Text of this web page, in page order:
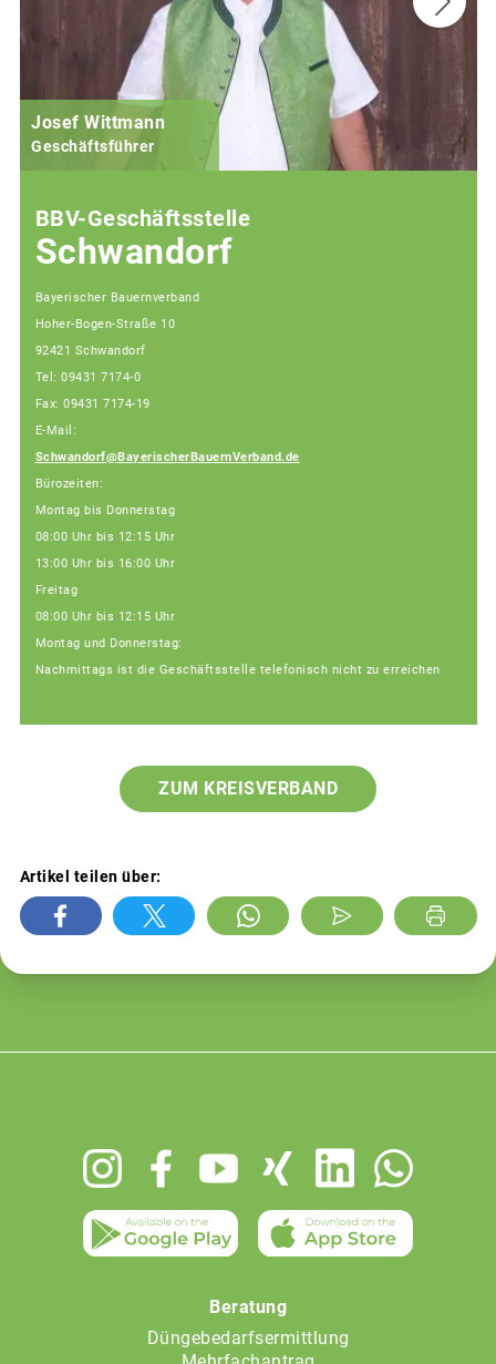
Josef Wittmann
Geschäftsführer
BBV-Geschäftsstelle
Schwandorf
Bayerischer Bauernverband
Hoher-Bogen-Straße 10
92421 Schwandorf
Tel: 09431 7174-0
Fax: 09431 7174-19
E-Mail:
Schwandorf@BayerischerBauernVerband.de
Bürozeiten:
Montag bis Donnerstag
08:00 Uhr bis 12:15 Uhr
13:00 Uhr bis 16:00 Uhr
Freitag
08:00 Uhr bis 12:15 Uhr
Montag und Donnerstag:
Nachmittags ist die Geschäftsstelle telefonisch nicht zu erreichen
ZUM KREISVERBAND
Artikel teilen über:
Beratung
Düngebedarfsermittlung